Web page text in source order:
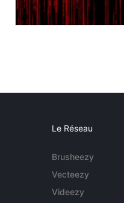
Le Réseau
Brusheezy
Vecteezy
Videezy